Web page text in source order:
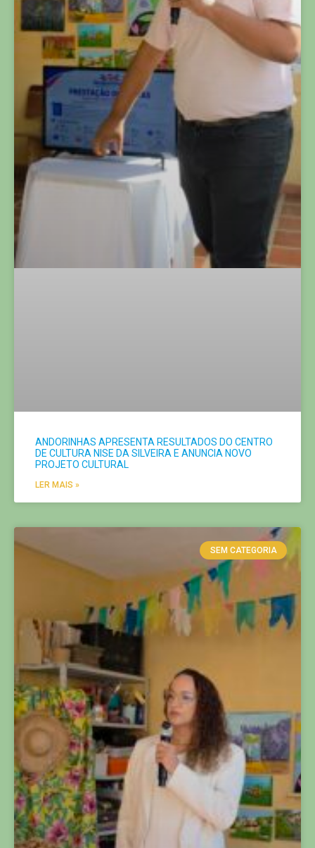
ANDORINHAS APRESENTA RESULTADOS DO CENTRO
DE CULTURA NISE DA SILVEIRA E ANUNCIA NOVO
PROJETO CULTURAL
LER MAIS »
SEM CATEGORIA